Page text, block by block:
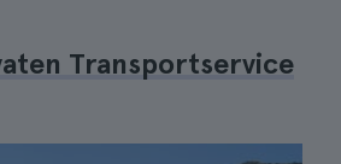
Transportservice